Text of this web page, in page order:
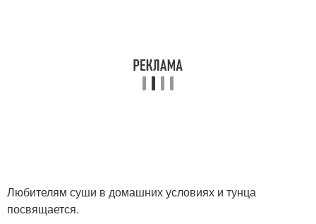
Любителям суши в домашних условиях и тунца
посвящается.